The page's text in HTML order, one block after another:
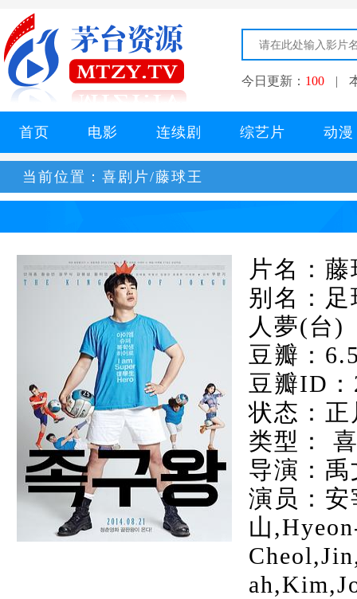
今日更新： 100 |
首页 电影 连续剧 综艺片 动漫
当前位置： 喜剧片/藤球王
片名：
别名：
人夢(台)
豆瓣：
豆瓣ID：
状态：正
类型：
导演：禹
演员：
山